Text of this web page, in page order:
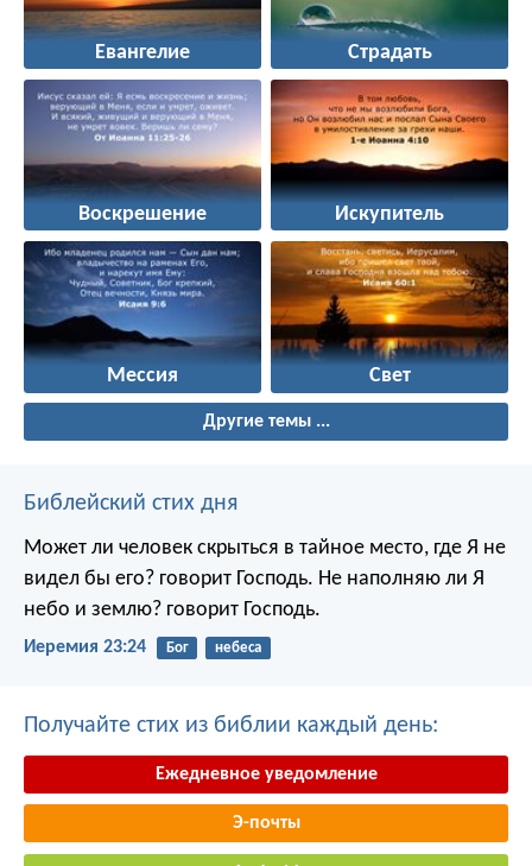
Евангелие Страдать
Воскрешение Искупитель
Мессия Свет
Другие темы ...
Библейский стих дня
Может ли человек скрыться в тайное место, где Я не
видел бы его? говорит Господь. Не наполняю ли Я
небо и землю? говорит Господь.
Иеремия 23:24 Бог небеса
Получайте стих из библии каждый день:
Ежедневное уведомление
Э-почты